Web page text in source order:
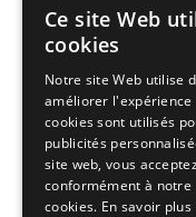
Ne
Recevez nos
conseils utiles
Ce site Web
cookies
Notre site Web utilise
améliorer l'expérience
cookies sont utilisés
publicités
site web, vous
conformément à
cookies. En savoir plus